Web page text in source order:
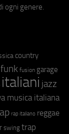
ogni genere.
country
funk fusion garage
italiani jazz
musica italiana
rap italiano reggae
swing trap